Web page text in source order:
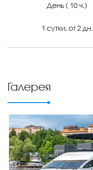
День ( 10 ч.)
1 сутки, от 2 дн.
Галерея